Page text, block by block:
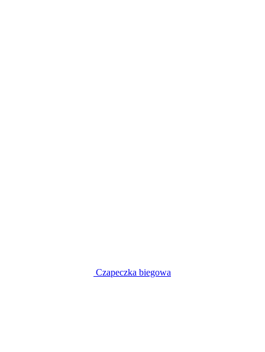
Czapeczka biegowa